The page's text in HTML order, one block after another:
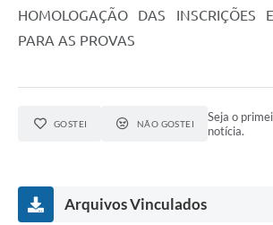
HOMOLOGAÇÃO DAS INSCRIÇÕES
PARA AS PROVAS
GOSTEI NÃO GOSTEI
Seja o
notícia.
Arquivos Vinculados